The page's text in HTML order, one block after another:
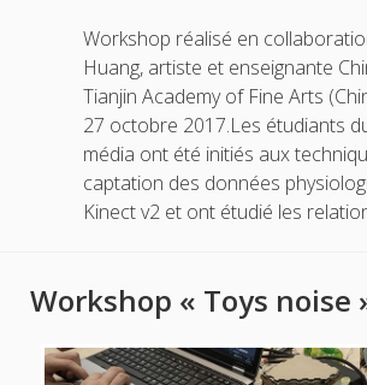
Workshop réalisé en
Huang, artiste et enseignante
Tianjin Academy of Fine Arts
27 octobre 2017.Les étudiants
média ont été initiés aux
captation des données
Kinect v2 et ont étudié les
Workshop « Toys noise